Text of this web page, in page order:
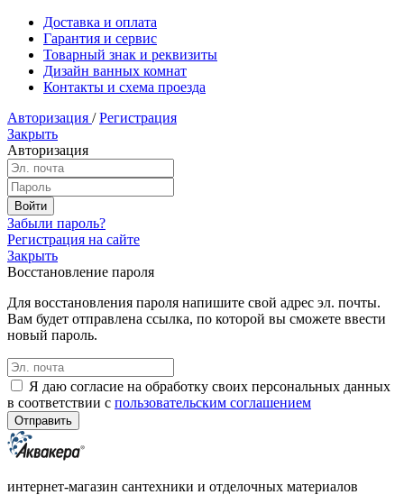
Доставка и оплата
Гарантия и сервис
Товарный знак и реквизиты
Дизайн ванных комнат
Контакты и схема проезда
Авторизация / Регистрация
Закрыть
Авторизация
Забыли пароль?
Регистрация на сайте
Закрыть
Восстановление пароля
Для восстановления пароля напишите свой адрес эл. почты.
Вам будет отправлена ссылка, по которой вы сможете ввести
новый пароль.
Я даю согласие на обработку своих персональных данных
в соответствии с пользовательским соглашением
интернет-магазин сантехники и отделочных материалов